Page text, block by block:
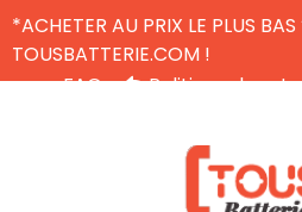
*ACHETER AU PRIX LE PLUS
TOUSBATTERIE.COM !
FAQ
Politique de